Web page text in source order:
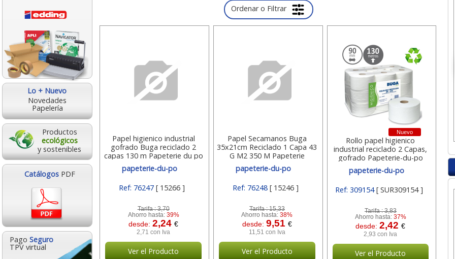
Lo + Nuevo
Novedades
Papelería
Productos
ecológicos
y sostenibles
CatálogosPDF
Pago Seguro
TPV virtual
Ordenar o Filtrar
Papel higienico industrial
gofrado Buga reciclado 2
capas 130 m Papeterie du po
Papeterie-du-po
papeterie-du-po
Ref: 76247[ 15266 ]
Tarifa :3,70
Ahorro hasta: 39%
desde:2,24€
2,71 con Iva
Ver el Producto
Papel Secamanos Buga
35x21cm Reciclado 1 Capa 43
G M2 350 M Papeterie
Papeterie-du-po
papeterie-du-po
Ref: 76248 [ 15246 ]
Tarifa :15,33
Ahorro hasta:38%
desde: 9,51 €
11,51 con Iva
Ver el Producto
Nuevo
Rollo papel higienico
industrial reciclado 2 Capas,
gofrado Papeterie-du-po
papeterie-du-po
Ref: 309154[ SUR309154 ]
Tarifa :3,83
Ahorro hasta: 37%
desde:2,42€
2,93 con Iva
Ver el Producto